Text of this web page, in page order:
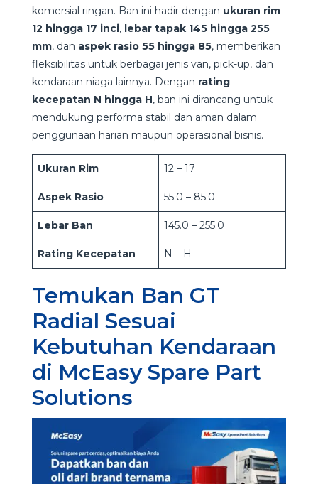
komersial ringan. Ban ini hadir dengan ukuran rim
12 hingga 17 inci, lebar tapak 145 hingga 255
mm, dan aspek rasio 55 hingga 85, memberikan
fleksibilitas untuk berbagai jenis van, pick-up, dan
kendaraan niaga lainnya. Dengan rating
kecepatan N hingga H, ban ini dirancang untuk
mendukung performa stabil dan aman dalam
penggunaan harian maupun operasional bisnis.
Ukuran Rim 12 – 17
Aspek Rasio 55.0 – 85.0
Lebar Ban 145.0 – 255.0
Rating Kecepatan N – H
Temukan Ban GT
Radial Sesuai
Kebutuhan Kendaraan
di McEasy Spare Part
Solutions